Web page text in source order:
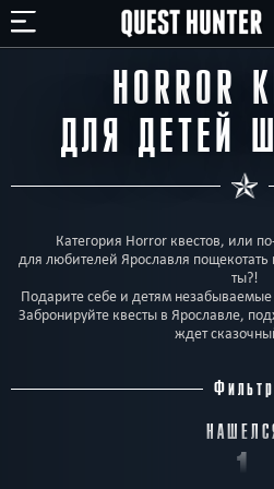
HORROR
ДЛЯ ДЕТЕЙ
Категория Horror квестов, или
для любителей Ярославля пощекотать
ты?!
Подарите себе и детям
Забронируйте квесты в Ярославле,
ждет
Фильтр
1